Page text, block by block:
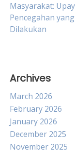
Masyarakat:
Pencegahan
Dilakukan
Archives
March 2026
February 2026
January 2026
December 2025
November 2025